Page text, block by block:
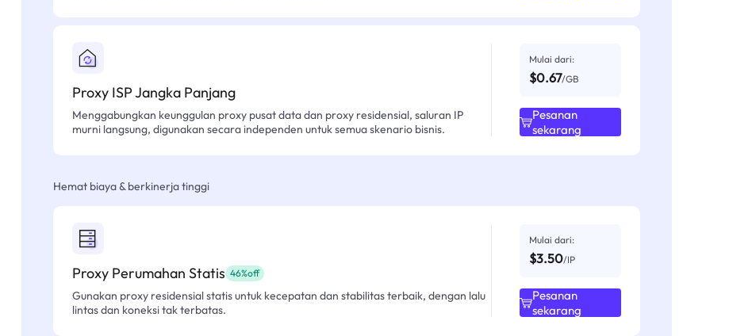
Proxy ISP Jangka Panjang
Menggabungkan keunggulan proxy pusat data dan proxy residensial, saluran IP
murni langsung, digunakan secara independen untuk semua skenario bisnis.
Mulai dari:
$0.67/GB
Pesanan
sekarang
Hemat biaya & berkinerja tinggi
Proxy Perumahan Statis 46%off
Gunakan proxy residensial statis untuk kecepatan dan stabilitas terbaik, dengan lalu
lintas dan koneksi tak terbatas.
Mulai dari:
$3.50/IP
Pesanan
sekarang